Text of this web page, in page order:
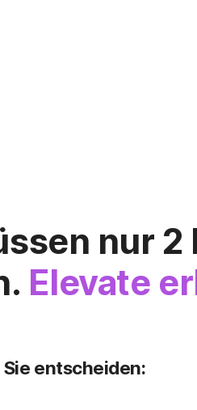
nur
Elevate
Sie entscheiden: